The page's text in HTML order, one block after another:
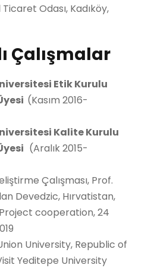
Odası, Kadıköy,
Çalışmalar
Etik Kurulu
(Kasım 2016-
Kalite Kurulu
(Aralık 2015-
Çalışması, Prof.
Devedzic, Hırvatistan,
cooperation, 24
University, Republic of
Yeditepe University